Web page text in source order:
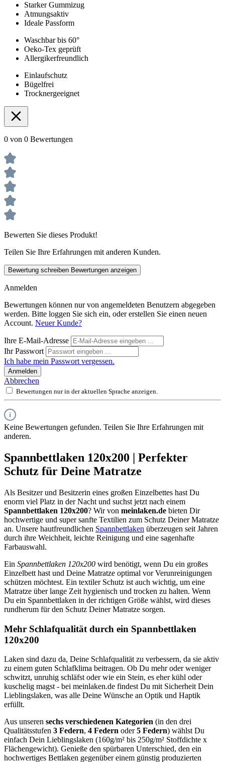
Starker Gummizug
Atmungsaktiv
Ideale Passform
Waschbar bis 60°
Oeko-Tex geprüft
Allergikerfreundlich
Einlaufschutz
Bügelfrei
Trocknergeeignet
0 von 0 Bewertungen
Bewerten Sie dieses Produkt!
Teilen Sie Ihre Erfahrungen mit anderen Kunden.
Bewertung schreiben Bewertungen anzeigen
Anmelden
Bewertungen können nur von angemeldeten Benutzern abgegeben
werden. Bitte loggen Sie sich ein, oder erstellen Sie einen neuen
Account. Neuer Kunde?
Ihre E-Mail-Adresse
Ihr Passwort
Ich habe mein Passwort vergessen.
Anmelden
Abbrechen
Bewertungen nur in der aktuellen Sprache anzeigen.
Keine Bewertungen gefunden. Teilen Sie Ihre Erfahrungen mit
anderen.
Spannbettlaken 120x200 | Perfekter
Schutz für Deine Matratze
Als Besitzer und Besitzerin eines großen Einzelbettes hast Du
enorm viel Platz in der Nacht und suchst jetzt nach einem
Spannbettlaken 120x200? Wir von meinlaken.de bieten Dir
hochwertige und super sanfte Textilien zum Schutz Deiner Matratze
an. Unsere hautfreundlichen Spannbettlaken überzeugen seit Jahren
durch ihre Weichheit, leichte Reinigung und eine sagenhafte
Farbauswahl.
Ein Spannbettlaken 120x200 wird benötigt, wenn Du ein großes
Einzelbett hast und Deine Matratze optimal vor Verunreinigungen
schützen möchtest. Ein textiler Schutz ist auch wichtig, um eine
Matratze über lange Zeit hygienisch und trocken zu halten. Wenn
Du ein Spannbettlaken in der richtigen Größe wählst, wird dieses
rundherum für den Schutz Deiner Matratze sorgen.
Mehr Schlafqualität durch ein Spannbettlaken
120x200
Laken sind dazu da, Deine Schlafqualität zu verbessern, da sie aktiv
zu einem guten Schlafklima beitragen. Ob Du mehr oder weniger
schwitzt, unruhig schläfst oder wie ein Stein, es eher kühl oder
kuschelig magst - bei meinlaken.de findest Du mit Sicherheit Dein
Lieblingslaken, was alle Deine Wünsche an Optik und Haptik
erfüllt.
Aus unseren sechs verschiedenen Kategorien (in den drei
Qualitätsstufen 3 Federn, 4 Federn oder5 Federn) wählst Du
einfach Dein Lieblingslaken (160g/m² bis 250g/m² Stoffdichte x
Flächengewicht). Genieße den spürbaren Unterschied, den ein
hochwertiges Bettlaken gegenüber einem günstig produzierten